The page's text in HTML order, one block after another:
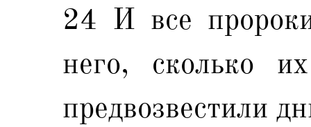
24 И все
него, сколько
предвозвестили